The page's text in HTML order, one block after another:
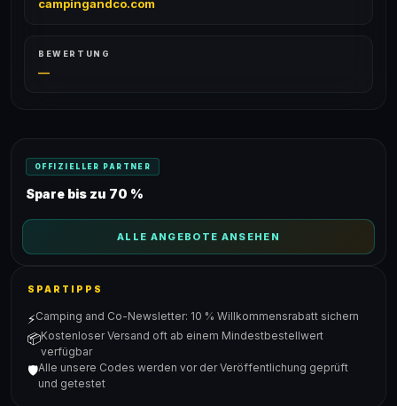
campingandco.com
BEWERTUNG
—
OFFIZIELLER PARTNER
Spare bis zu 70 %
ALLE ANGEBOTE ANSEHEN
SPARTIPPS
⚡Camping and Co-Newsletter: 10 % Willkommensrabatt sichern
📦Kostenloser Versand oft ab einem Mindestbestellwert
verfügbar
🛡️Alle unsere Codes werden vor der Veröffentlichung geprüft
und getestet